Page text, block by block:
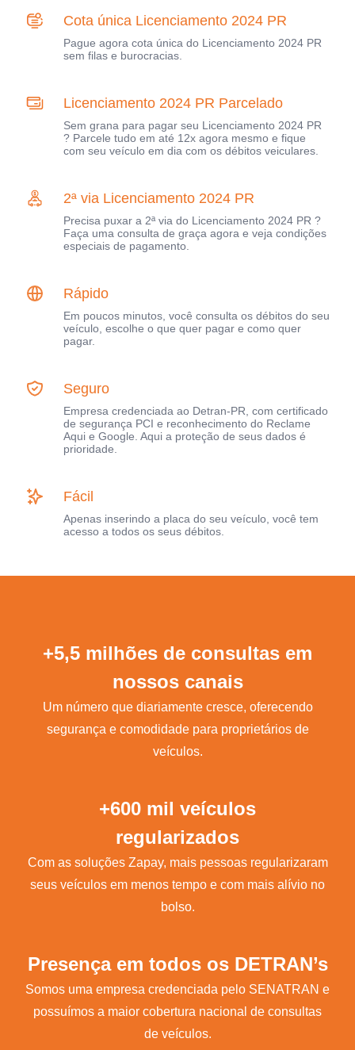
Cota única Licenciamento 2024 PR
Pague agora cota única do Licenciamento 2024 PR
sem filas e burocracias.
Licenciamento 2024 PR Parcelado
Sem grana para pagar seu Licenciamento 2024 PR
? Parcele tudo em até 12x agora mesmo e fique
com seu veículo em dia com os débitos veiculares.
2ª via Licenciamento 2024 PR
Precisa puxar a 2ª via do Licenciamento 2024 PR ?
Faça uma consulta de graça agora e veja condições
especiais de pagamento.
Rápido
Em poucos minutos, você consulta os débitos do seu
veículo, escolhe o que quer pagar e como quer
pagar.
Seguro
Empresa credenciada ao Detran-PR, com certificado
de segurança PCI e reconhecimento do Reclame
Aqui e Google. Aqui a proteção de seus dados é
prioridade.
Fácil
Apenas inserindo a placa do seu veículo, você tem
acesso a todos os seus débitos.
+5,5 milhões de consultas em
nossos canais
Um número que diariamente cresce, oferecendo
segurança e comodidade para proprietários de
veículos.
+600 mil veículos
regularizados
Com as soluções Zapay, mais pessoas regularizaram
seus veículos em menos tempo e com mais alívio no
bolso.
Presença em todos os DETRAN’s
Somos uma empresa credenciada pelo SENATRAN e
possuímos a maior cobertura nacional de consultas
de veículos.